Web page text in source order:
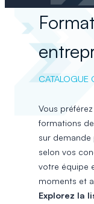
CATALOGUE
Vous
formations
sur
selon vos
votre équipe
moments et
Explorez la